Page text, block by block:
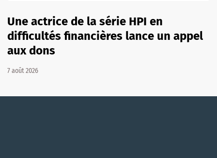
Une actrice de la série HPI en
difficultés financières lance un appel
aux dons
7 août 2026